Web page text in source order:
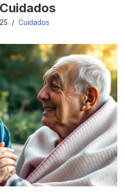
Cuidados